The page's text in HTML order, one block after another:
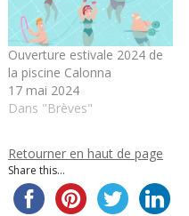
Ouverture estivale 2024 de
la piscine Calonna
17 mai 2024
Dans "Brèves"
Retourner en haut de page
Share this...